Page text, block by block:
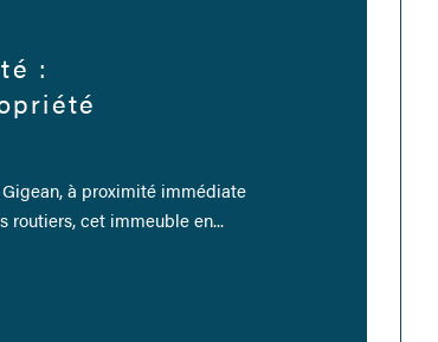
:
à proximité immédiate
routiers, cet immeuble en...